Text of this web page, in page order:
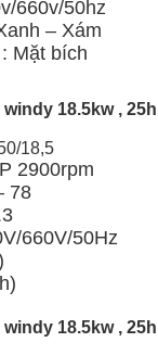
660v/50hz
– Xám
Mặt bích
18.5kw ,
18,5
2900rpm
78
660V/50Hz
18.5kw ,